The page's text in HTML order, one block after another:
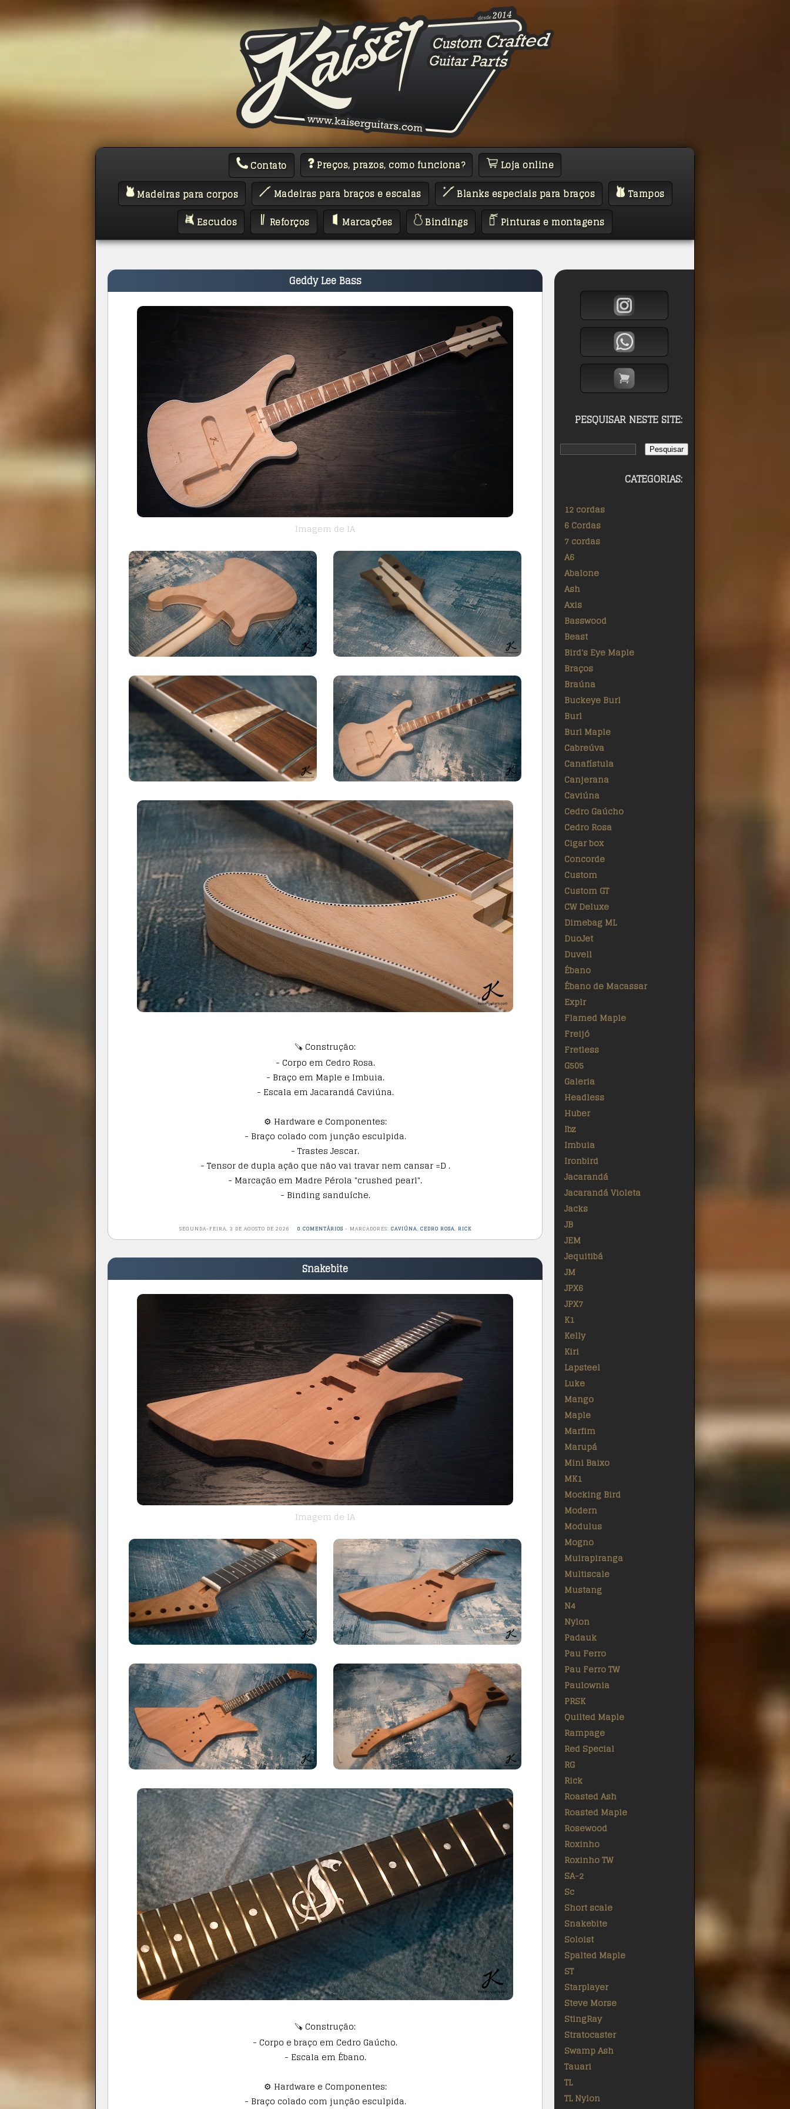
Contato Preços, prazos, como funciona?
Loja online
Madeiras para corpos
Madeiras para braços e escalas Blanks especiais para braços
Tampos
Escudos
Reforços Marcações Bindings Pinturas e montagens
Geddy Lee Bass
Imagem de IA
🪚 Construção:
- Corpo em Cedro Rosa.
- Braço em Maple e Imbuia.
- Escala em Jacarandá Caviúna.
⚙️ Hardware e Componentes:
- Braço colado com junção esculpida.
- Trastes Jescar.
- Tensor de dupla ação que não vai travar nem cansar =D .
- Marcação em Madre Pérola "crushed pearl".
- Binding sanduíche.
SEGUNDA-FEIRA, 3 DE AGOSTO DE 2026 0 COMENTÁRIOS - MARCADORES: CAVIÚNA, CEDRO ROSA, RICK
Snakebite
Imagem de IA
🪚 Construção:
- Corpo e braço em Cedro Gaúcho.
- Escala em Ébano.
⚙️ Hardware e Componentes:
- Braço colado com junção esculpida.
PESQUISAR NESTE SITE:
CATEGORIAS:
12 cordas
6 Cordas
7 cordas
A6
Abalone
Ash
Axis
Basswood
Beast
Bird's Eye Maple
Braços
Braúna
Buckeye Burl
Burl
Burl Maple
Cabreúva
Canafístula
Canjerana
Caviúna
Cedro Gaúcho
Cedro Rosa
Cigar box
Concorde
Custom
Custom GT
CW Deluxe
Dimebag ML
DuoJet
Duvell
Ébano
Ébano de Macassar
Explr
Flamed Maple
Freijó
Fretless
G505
Galeria
Headless
Huber
Ibz
Imbuia
Ironbird
Jacarandá
Jacarandá Violeta
Jacks
JB
JEM
Jequitibá
JM
JPX6
JPX7
K1
Kelly
Kiri
Lapsteel
Luke
Mango
Maple
Marfim
Marupá
Mini Baixo
MK1
Mocking Bird
Modern
Modulus
Mogno
Muirapiranga
Multiscale
Mustang
N4
Nylon
Padauk
Pau Ferro
Pau Ferro TW
Paulownia
PRSK
Quilted Maple
Rampage
Red Special
RG
Rick
Roasted Ash
Roasted Maple
Rosewood
Roxinho
Roxinho TW
SA-2
Sc
Short scale
Snakebite
Soloist
Spalted Maple
ST
Starplayer
Steve Morse
StingRay
Stratocaster
Swamp Ash
Tauari
TL
TL Nylon